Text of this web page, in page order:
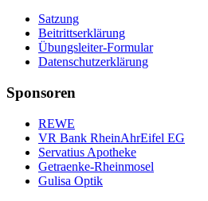
Satzung
Beitrittserklärung
Übungsleiter-Formular
Datenschutzerklärung
Sponsoren
REWE
VR Bank RheinAhrEifel EG
Servatius Apotheke
Getraenke-Rheinmosel
Gulisa Optik